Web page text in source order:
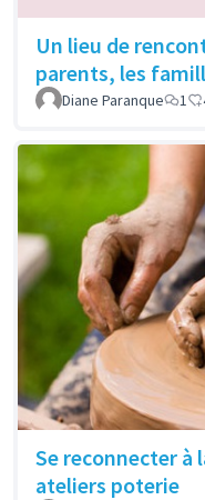
Un lieu de
parents, les
Diane Paranque 1
Se reconnecter à
ateliers poterie